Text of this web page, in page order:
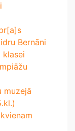
Bernāni
klasei
muzejā